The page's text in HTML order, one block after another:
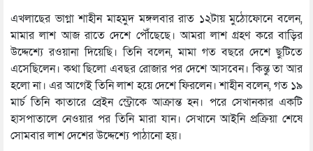
এখলাছের ভাগ্না শাহীন মাহমুদ মঙ্গলবার রাত ১২টায় মুঠোফোনে বলেন,
মামার লাশ আজ রাতে দেশে পৌঁছেছে। আমরা লাশ গ্রহণ করে বাড়ির
উদ্দেশ্যে রওয়ানা দিয়েছি। তিনি বলেন, মামা গত বছরে দেশে ছুটিতে
এসেছিলেন। কথা ছিলো এবছর রোজার পর দেশে আসবেন। কিন্তু তা আর
হলো না। এর আগেই তিনি লাশ হয়ে দেশে ফিরলেন। শাহীন বলেন, গত ১৯
মার্চ তিনি কাতারে ব্রেইন স্ট্রোকে আক্রান্ত হন। পরে সেখানকার একটি
হাসপাতালে নেওয়ার পর তিনি মারা যান। সেখানে আইনি প্রক্রিয়া শেষে
সোমবার লাশ দেশের উদ্দেশ্যে পাঠানো হয়।